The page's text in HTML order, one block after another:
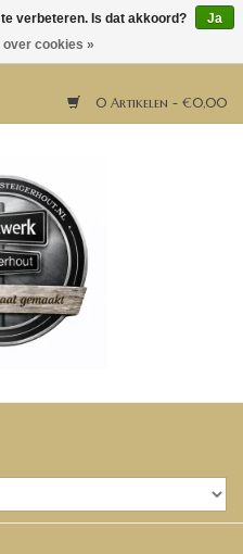
0 Artikelen - €0,00
verbeteren. Is dat akkoord?
Ja
over cookies »